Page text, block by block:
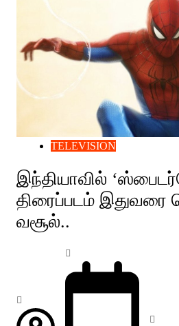
TELEVISION
இந்தியாவில்
திரைப்படம் இதுவரை
வசூல்..